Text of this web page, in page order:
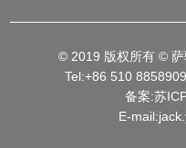
© 2019 版权所有 © 萨
Tel:+86 510
备案:苏
E-